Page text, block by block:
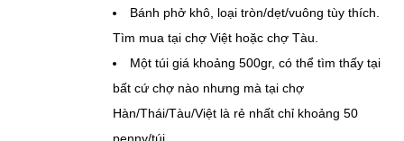
Bánh phở khô, loại tròn/dẹt/vuông tùy thích.
Tìm mua tại chợ Việt hoặc chợ Tàu.
Một túi giá khoảng 500gr, có thể tìm thấy tại
bất cứ chợ nào nhưng mà tại chợ
Hàn/Thái/Tàu/Việt là rẻ nhất chỉ khoảng 50